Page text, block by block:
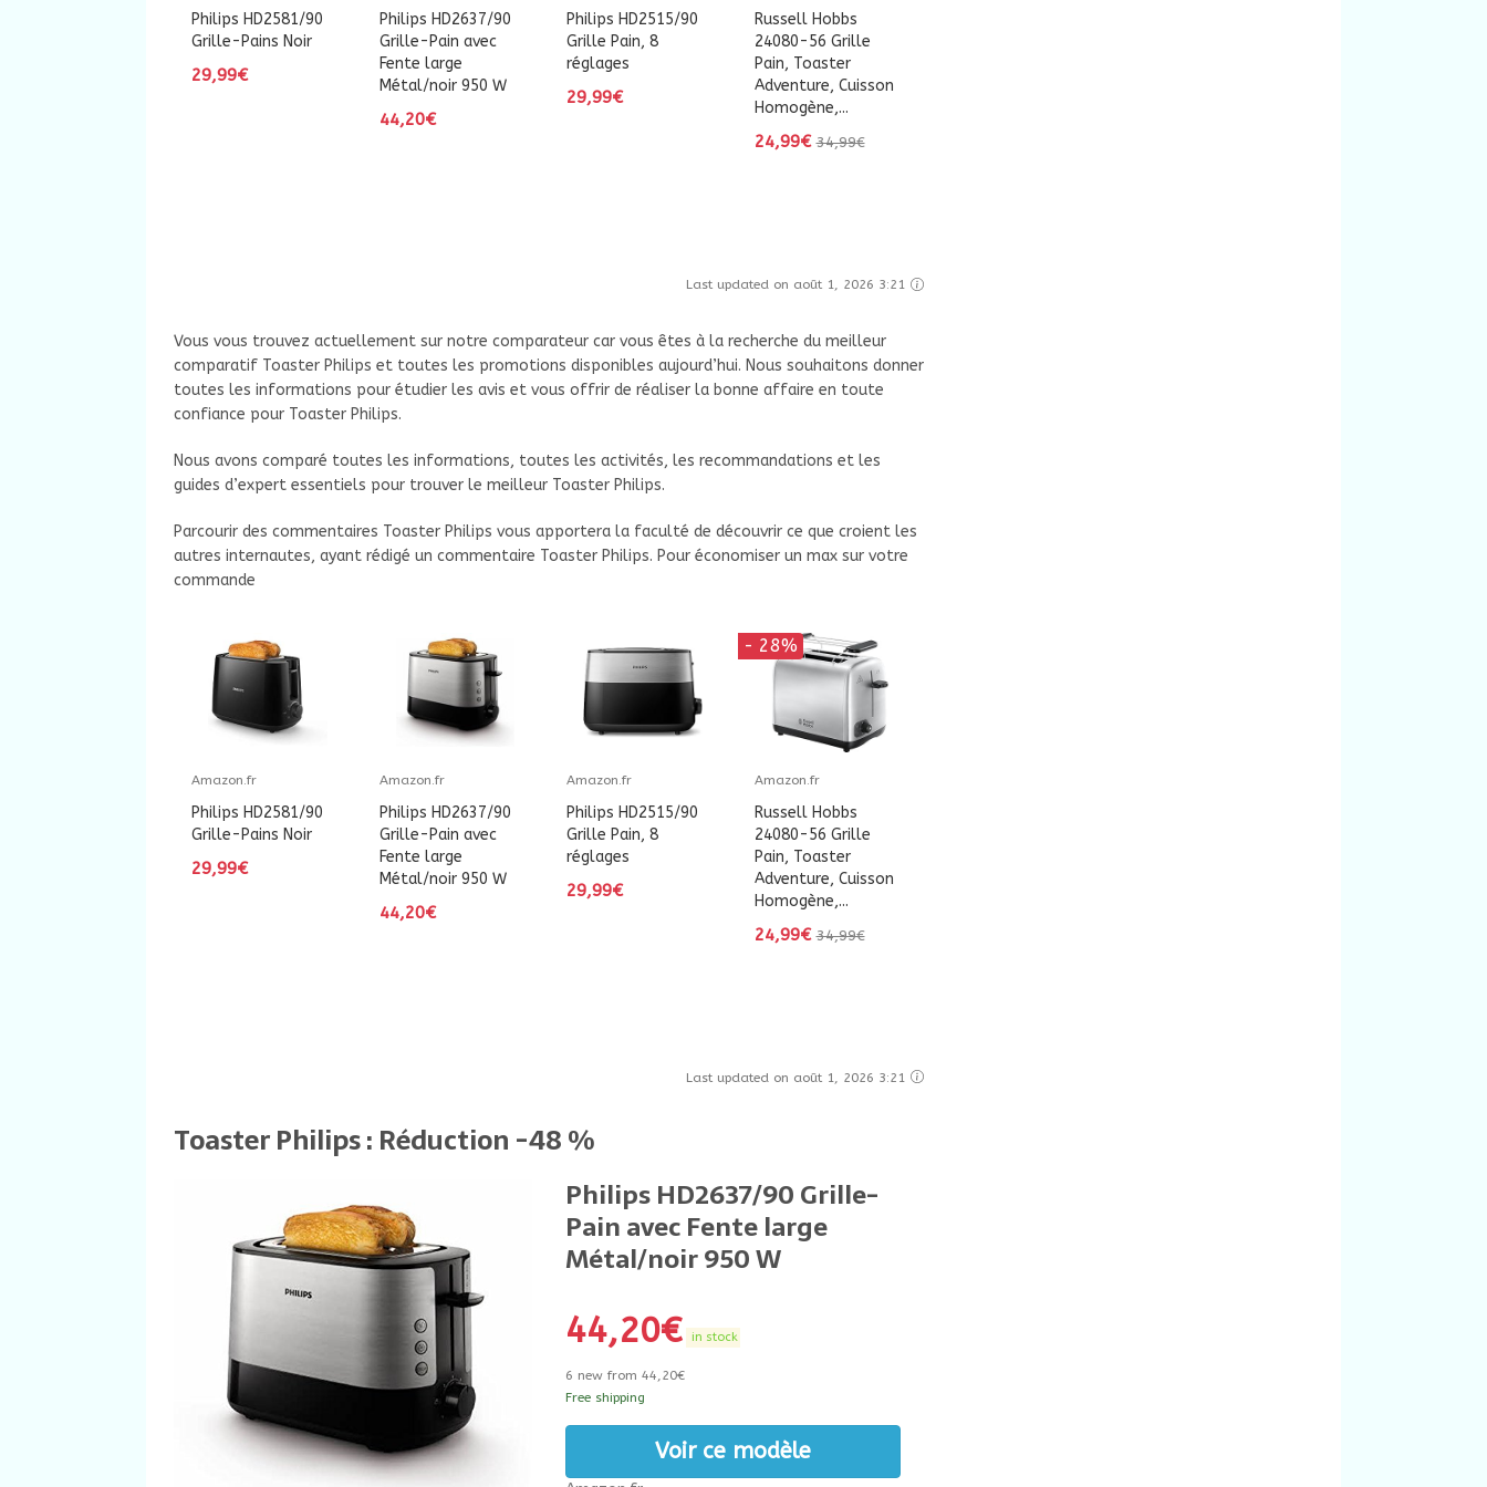
Philips HD2581/90
Grille-Pains Noir
29,99€
Philips HD2637/90
Grille-Pain avec
Fente large
Métal/noir 950 W
44,20€
Philips HD2515/90
Grille Pain, 8
réglages
29,99€
Russell Hobbs
24080-56 Grille
Pain, Toaster
Adventure, Cuisson
Homogène,...
24,99€ 34,99€
Last updated on août 1, 2026 3:21
Vous vous trouvez actuellement sur notre comparateur car vous êtes à la recherche du meilleur
comparatif Toaster Philips et toutes les promotions disponibles aujourd’hui. Nous souhaitons donner
toutes les informations pour étudier les avis et vous offrir de réaliser la bonne affaire en toute
confiance pour Toaster Philips.
Nous avons comparé toutes les informations, toutes les activités, les recommandations et les
guides d’expert essentiels pour trouver le meilleur Toaster Philips.
Parcourir des commentaires Toaster Philips vous apportera la faculté de découvrir ce que croient les
autres internautes, ayant rédigé un commentaire Toaster Philips. Pour économiser un max sur votre
commande
Amazon.fr
Philips HD2581/90
Grille-Pains Noir
29,99€
Amazon.fr
Philips HD2637/90
Grille-Pain avec
Fente large
Métal/noir 950 W
44,20€
Amazon.fr
Philips HD2515/90
Grille Pain, 8
réglages
29,99€
- 28%
Amazon.fr
Russell Hobbs
24080-56 Grille
Pain, Toaster
Adventure, Cuisson
Homogène,...
24,99€ 34,99€
Last updated on août 1, 2026 3:21
Toaster Philips : Réduction -48 %
Philips HD2637/90 Grille-
Pain avec Fente large
Métal/noir 950 W
44,20€ in stock
6 new from 44,20€
Free shipping
Voir ce modèle